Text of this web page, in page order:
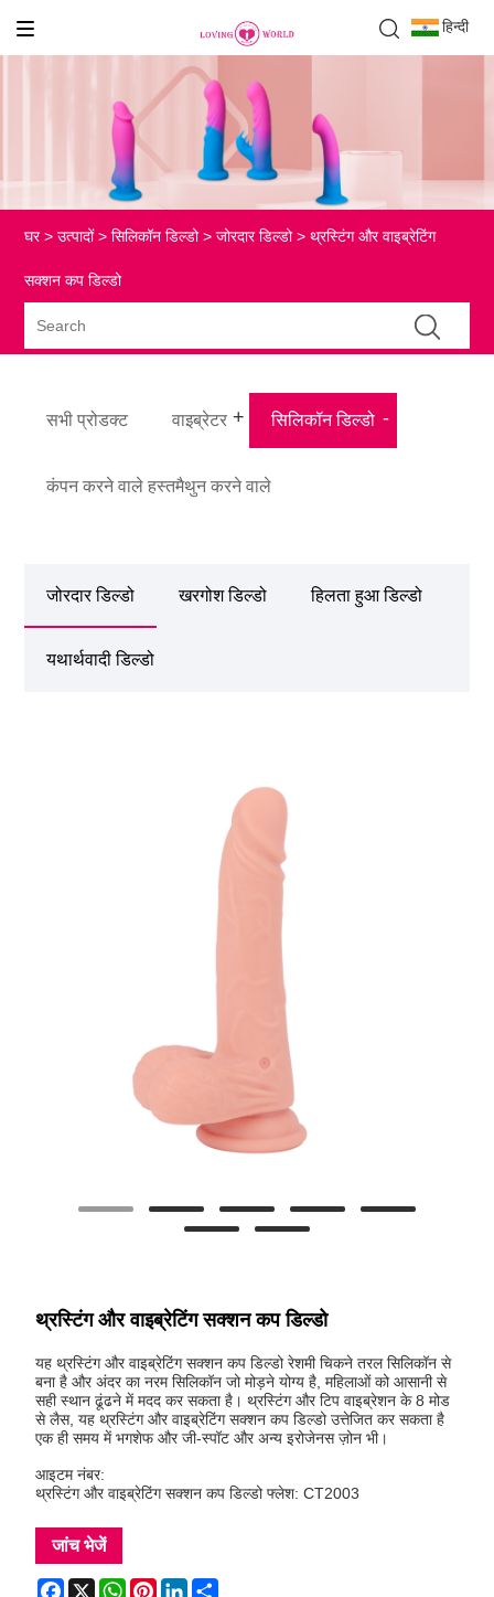
हिन्दी
घर > उत्पादों>सिलिकॉन डिल्डो>जोरदार डिल्डो> थ्रस्टिंग और वाइब्रेटिंग
सक्शन कप डिल्डो
सभी प्रोडक्ट वाइब्रेटर सिलिकॉन डिल्डो
कंपन करने वाले हस्तमैथुन करने वाले
जोरदार डिल्डो खरगोश डिल्डो हिलता हुआ डिल्डो
यथार्थवादी डिल्डो
थ्रस्टिंग और वाइब्रेटिंग सक्शन कप डिल्डो
यह थ्रस्टिंग और वाइब्रेटिंग सक्शन कप डिल्डो रेशमी चिकने तरल सिलिकॉन से
बना है और अंदर का नरम सिलिकॉन जो मोड़ने योग्य है, महिलाओं को आसानी से
सही स्थान ढूंढने में मदद कर सकता है। थ्रस्टिंग और टिप वाइब्रेशन के 8 मोड
से लैस, यह थ्रस्टिंग और वाइब्रेटिंग सक्शन कप डिल्डो उत्तेजित कर सकता है
एक ही समय में भगशेफ और जी-स्पॉट और अन्य इरोजेनस ज़ोन भी।
आइटम नंबर:
थ्रस्टिंग और वाइब्रेटिंग सक्शन कप डिल्डो फ्लेश: CT2003
जांच भेजें
Facebook
X WhatsApp
Pinterest
LinkedIn